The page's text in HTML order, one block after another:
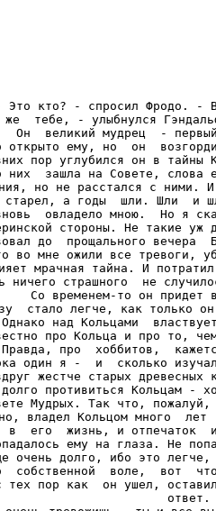
Это кто? - спросил Фродо. -
тебе, - улыбнулся
Он  великий мудрец  -
открыто ему, но  он
пор углубился он в тайны
них  зашла на Совете, слова
но не расстался с ними.
старел, а годы  шли. Шли  и
овладело мною.  Но я
стороны. Не такие
до  прощального вечера
во мне ожили все тревоги,
мрачная тайна. И
ничего страшного  не
Со временем-то он придет
стало легче, как только
над Кольцами
про Кольца и про то,
про  хоббитов,
один я -  и  сколько
жестче старых
противиться Кольцам -
Мудрых. Так что,
владел Кольцом много
в  его  жизнь, и отпечаток
ему на глаза. Не
очень долго, ибо это
собственной  воле,  вот
пор как  он ушел,
ответ.